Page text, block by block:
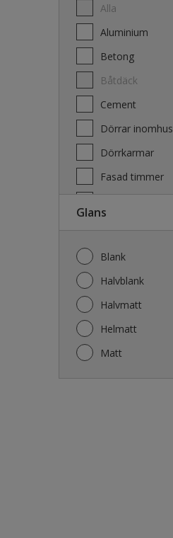
Alla
Aluminium
Betong
Båtdäck
Cement
Dörrar inomhus
Dörrkarmar
Fasad timmer
Glans
Blank
Halvblank
Halvmatt
Helmatt
Matt